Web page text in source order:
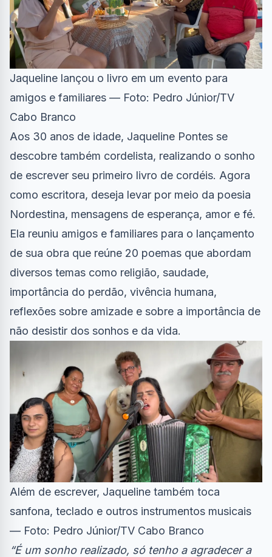
Jaqueline lançou o livro em um evento para
amigos e familiares — Foto: Pedro Júnior/TV
Cabo Branco
Aos 30 anos de idade, Jaqueline Pontes se
descobre também cordelista, realizando o sonho
de escrever seu primeiro livro de cordéis. Agora
como escritora, deseja levar por meio da poesia
Nordestina, mensagens de esperança, amor e fé.
Ela reuniu amigos e familiares para o lançamento
de sua obra que reúne 20 poemas que abordam
diversos temas como religião, saudade,
importância do perdão, vivência humana,
reflexões sobre amizade e sobre a importância de
não desistir dos sonhos e da vida.
Além de escrever, Jaqueline também toca
sanfona, teclado e outros instrumentos musicais
— Foto: Pedro Júnior/TV Cabo Branco
“É um sonho realizado, só tenho a agradecer a